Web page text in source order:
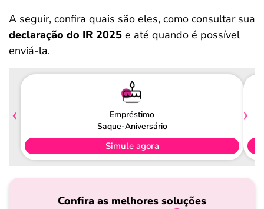
A seguir, confira quais são eles, como consultar sua
declaração do IR 2025 e até quando é possível
enviá-la.
Empréstimo
Saque-Aniversário
Simule agora
Confira as melhores soluções